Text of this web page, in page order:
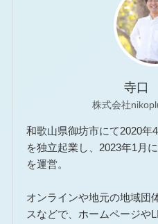
メールで問い合
寺口
株式会社
和歌山県御坊市にて2020年
を独立起業し、2023年1月
を運営。
オンラインや地元の地域団
スなどで、ホームページや